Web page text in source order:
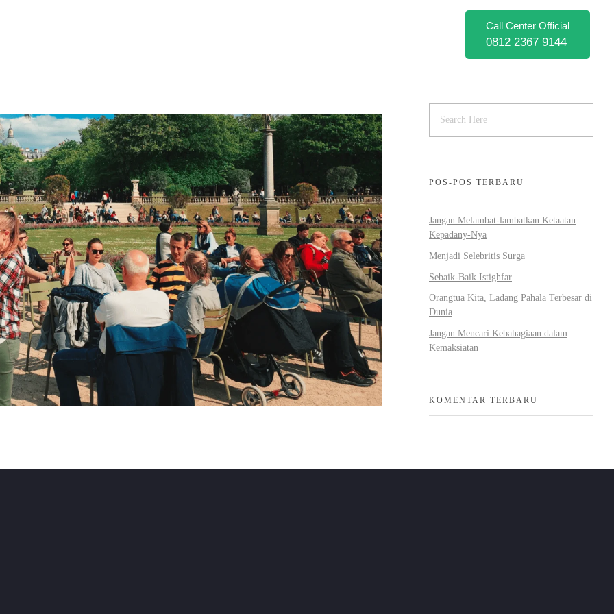
Call Center Official
0812 2367 9144
POS-POS TERBARU
Jangan Melambat-lambatkan Ketaatan
Kepadany-Nya
Menjadi Selebritis Surga
Sebaik-Baik Istighfar
Orangtua Kita, Ladang Pahala Terbesar di
Dunia
Jangan Mencari Kebahagiaan dalam
Kemaksiatan
KOMENTAR TERBARU